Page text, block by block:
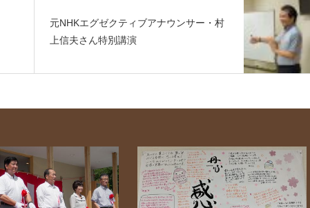
元NHKエグゼクティブアナウンサー・村
上信夫さん特別講演